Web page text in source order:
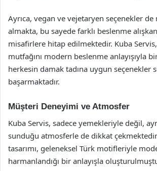
Ayrıca, vegan ve vejetaryen seçenekler
almakta, bu sayede farklı beslenme
misafirlere hitap edilmektedir. Kuba
mutfağını modern beslenme anlayışıyla
herkesin damak tadına uygun seçenekler
başarmaktadır.
Müşteri Deneyimi ve Atmosfer
Kuba Servis, sadece yemekleriyle değil,
sunduğu atmosferle de dikkat
tasarımı, geleneksel Türk motifleriyle
harmanlandığı bir anlayışla